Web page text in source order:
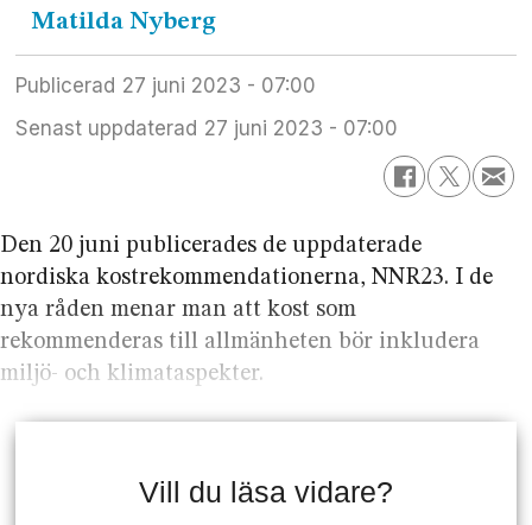
Matilda Nyberg
Publicerad
27 juni 2023 - 07:00
Senast uppdaterad
27 juni 2023 - 07:00
Den 20 juni publicerades de uppdaterade
nordiska kostrekommendationerna, NNR23. I de
nya råden menar man att kost som
rekommenderas till allmänheten bör inkludera
miljö- och klimataspekter.
Vill du läsa vidare?